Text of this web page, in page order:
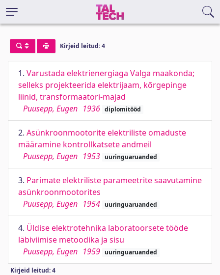
Kirjeid leitud: 4
1. Varustada elektrienergiaga Valga maakonda;
selleks projekteerida elektrijaam, kõrgepinge
liinid, transformaatori-majad
Puusepp, Eugen 1936 diplomitööd
2. Asünkroonmootorite elektriliste omaduste
määramine kontrollkatsete andmeil
Puusepp, Eugen 1953 uuringuaruanded
3. Parimate elektriliste parameetrite saavutamine
asünkroonmootorites
Puusepp, Eugen 1954 uuringuaruanded
4. Üldise elektrotehnika laboratoorsete tööde
läbiviimise metoodika ja sisu
Puusepp, Eugen 1959 uuringuaruanded
Kirjeid leitud: 4